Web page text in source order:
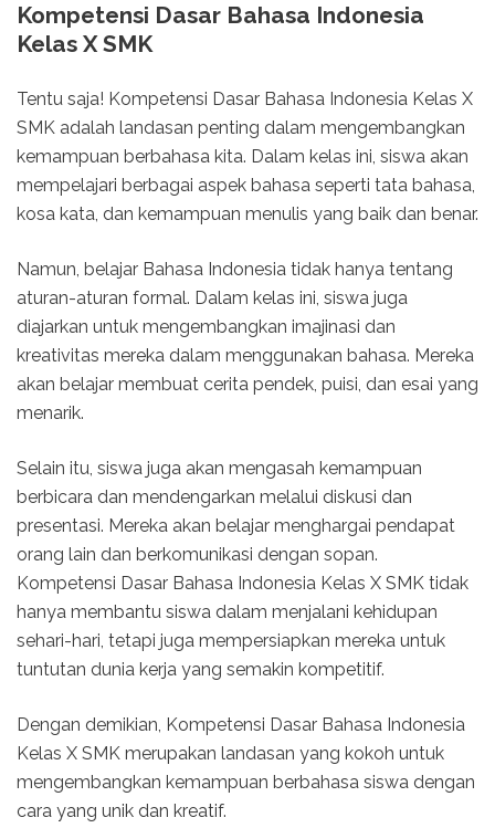
Kompetensi Dasar Bahasa Indonesia
Kelas X SMK
Tentu saja! Kompetensi Dasar Bahasa Indonesia Kelas X
SMK adalah landasan penting dalam mengembangkan
kemampuan berbahasa kita. Dalam kelas ini, siswa akan
mempelajari berbagai aspek bahasa seperti tata bahasa,
kosa kata, dan kemampuan menulis yang baik dan benar.
Namun, belajar Bahasa Indonesia tidak hanya tentang
aturan-aturan formal. Dalam kelas ini, siswa juga
diajarkan untuk mengembangkan imajinasi dan
kreativitas mereka dalam menggunakan bahasa. Mereka
akan belajar membuat cerita pendek, puisi, dan esai yang
menarik.
Selain itu, siswa juga akan mengasah kemampuan
berbicara dan mendengarkan melalui diskusi dan
presentasi. Mereka akan belajar menghargai pendapat
orang lain dan berkomunikasi dengan sopan.
Kompetensi Dasar Bahasa Indonesia Kelas X SMK tidak
hanya membantu siswa dalam menjalani kehidupan
sehari-hari, tetapi juga mempersiapkan mereka untuk
tuntutan dunia kerja yang semakin kompetitif.
Dengan demikian, Kompetensi Dasar Bahasa Indonesia
Kelas X SMK merupakan landasan yang kokoh untuk
mengembangkan kemampuan berbahasa siswa dengan
cara yang unik dan kreatif.